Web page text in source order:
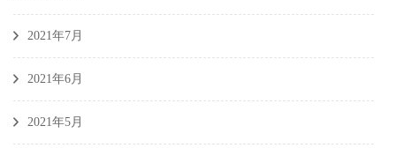
2021年7月
2021年6月
2021年5月